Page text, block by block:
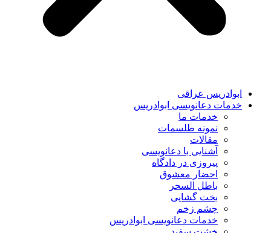
ابوادریس عراقی
خدمات دعانویسی ابوادریس
خدمات ما
نمونه طلسمات
مقالات
آشنایی با دعانویسی
پیروزی در دادگاه
احضار معشوق
باطل السحر
بخت گشایی
چشم زخم
خدمات دعانویسی ابوادریس